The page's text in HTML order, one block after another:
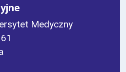
Medyczny